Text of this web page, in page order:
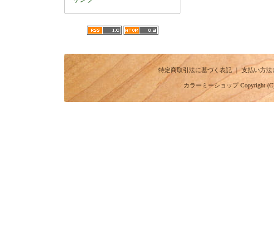
特定商取引法に基づく表記｜支払い方法
カラーミーショップCopyright